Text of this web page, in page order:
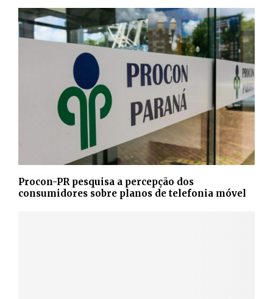
Procon-PR pesquisa a percepção dos
consumidores sobre planos de telefonia móvel